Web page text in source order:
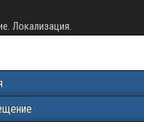
Локализация.